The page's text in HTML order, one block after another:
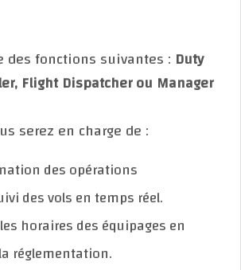
l’une des fonctions suivantes :
Flight Dispatcher ou
serez en charge de :
des opérations
suivi des vols en temps réel.
les horaires des équipages en
la réglementation.